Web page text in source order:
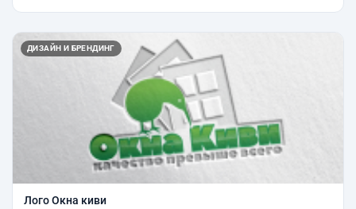
ДИЗАЙН И БРЕНДИНГ
Лого Окна киви